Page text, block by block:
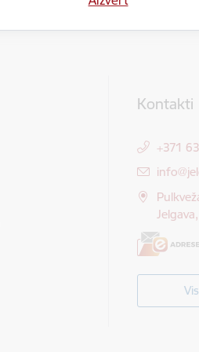
Kontakti
+371
E-pasts: